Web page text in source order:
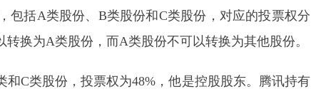
包括A类股份、B类股份和C类股份，对应的投票权分
换为A类股份，而A类股份不可以转换为其他股份。
C类股份，投票权为48%，他是控股股东。腾讯持有